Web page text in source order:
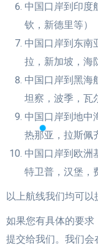
中国口岸到印度
钦，新德里等）
中国口岸到东南
拉，新加坡，海
中国口岸到黑海
坦察，波季，瓦
中国口岸到地中
热那亚，拉斯佩
中国口岸到欧洲
特卫普，汉堡，
以上航线我们均可以
如果您有具体的要
提交给我们。我们会